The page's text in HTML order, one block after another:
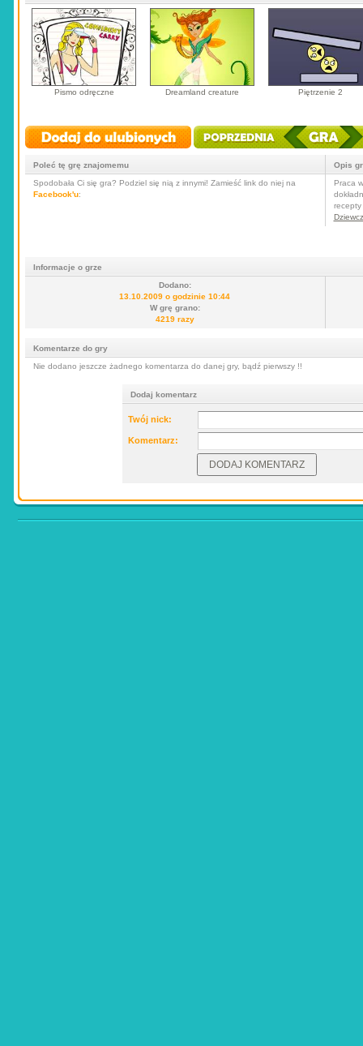
Pismo odręczne Dreamland creature Piętrzenie 2
Poleć tę grę znajomemu
Spodobała Ci się gra? Podziel się nią z innymi! Zamieść link do niej na
Facebook'u:
Opis
Praca
Informacje o grze
Dodano:
13.10.2009 o godzinie 10:44
W grę grano:
4219 razy
Komentarze do gry
Nie dodano jeszcze żadnego komentarza do danej gry, bądź pierwszy !!
Dodaj komentarz
Twój nick:
Komentarz: